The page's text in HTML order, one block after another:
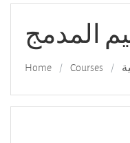
المدمج
Home Courses